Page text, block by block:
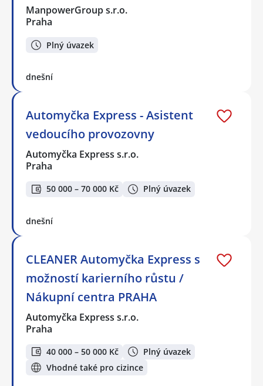
ManpowerGroup s.r.o.
Praha
Plný úvazek
dnešní
Automyčka Express - Asistent
vedoucího provozovny
Automyčka Express s.r.o.
Praha
50 000 – 70 000 Kč Plný úvazek
dnešní
CLEANER Automyčka Express s
možností karierního růstu /
Nákupní centra PRAHA
Automyčka Express s.r.o.
Praha
40 000 – 50 000 Kč
Plný úvazek
Vhodné také pro cizince